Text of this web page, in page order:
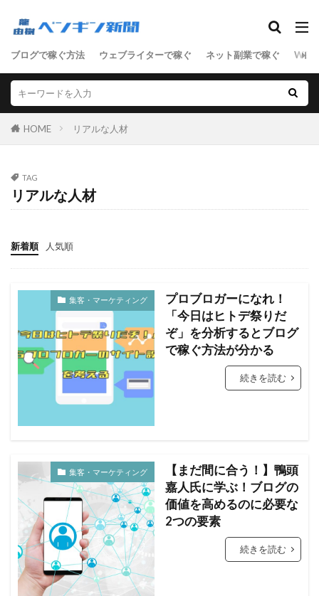
ブログで稼ぐ方法 ウェブライターで稼ぐ ネット副業で稼ぐ WEB
HOME リアルな人材
TAG
リアルな人材
新着順 人気順
集客・マーケティング
プロブロガーになれ！
「今日はヒトデ祭りだ
ぞ」を分析するとブログ
で稼ぐ方法が分かる
続きを読む
集客・マーケティング
【まだ間に合う！】鴨頭
嘉人氏に学ぶ！ブログの
価値を高めるのに必要な
2つの要素
続きを読む
SEO
ASP D2C SEO
SNSマーケティング
アクセス数
サーバ
セールスライティング
せどり
リアルな人材
ワードプレス中級者
上級者
中級者
女性向けアフィリエイト